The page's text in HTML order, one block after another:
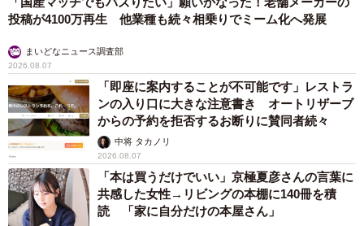
投稿が4100万再生 他業種も続々相乗りでミーム化へ発展
まいどなニュース調査部
2026.08.07
「即座に案内することが不可能です」レストラ
ンの入り口に大きな注意書き オートリザーブ
からの予約を拒否するお断りに賛同者続々
中将 タカノリ
2026.08.07
「本は買うだけでいい」京極夏彦さんの言葉に
共感した女性→リビングの本棚に140冊を積
読 「家に自分だけの本屋さん」